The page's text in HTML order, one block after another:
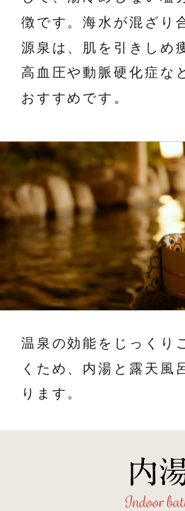
徴です。海水が混ざり
源泉は、肌を引きしめ
高血圧や動脈硬化症な
おすすめです。
温泉の効能をじっくり
くため、内湯と露天風
ります。